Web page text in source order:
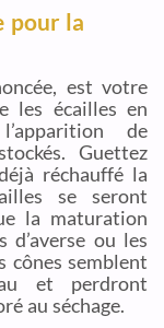
pour la
est votre
les écailles en
de
Guettez
réchauffé la
se seront
la maturation
d’averse ou les
cônes semblent
et perdront
au séchage.